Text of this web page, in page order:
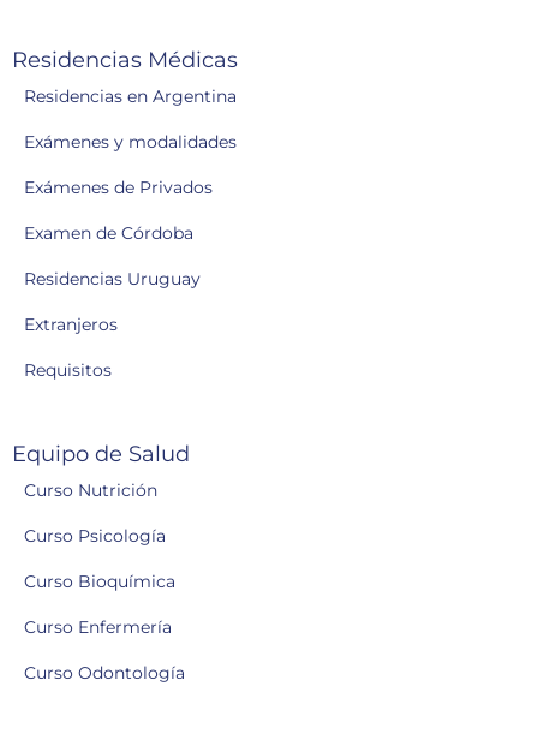
Residencias Médicas
Residencias en Argentina
Exámenes y modalidades
Exámenes de Privados
Examen de Córdoba
Residencias Uruguay
Extranjeros
Requisitos
Equipo de Salud
Curso Nutrición
Curso Psicología
Curso Bioquímica
Curso Enfermería
Curso Odontología